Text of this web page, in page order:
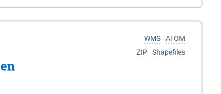
im Osten und Hohnstorf (Elbe) im Westen
umfasst Teile der Landkreise
ATOM
WMS
Shapefiles
ZIP